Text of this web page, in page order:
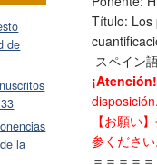
Título: Los
スペイン
¡Atención!
disposición.
【お願い】
参ください
＝＝＝＝
de
la